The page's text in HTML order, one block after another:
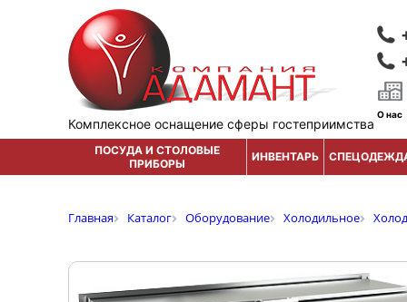
Комплексное оснащение сферы гостеприимства
О нас
ПОСУДА И СТОЛОВЫЕ
ПРИБОРЫ
ИНВЕНТАРЬ
Главная Каталог Оборудование Холодильное